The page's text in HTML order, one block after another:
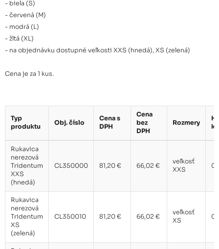
Rukavica nerezová Tridentum
predklatia 19 cm
predklatia 19 cm
- biela (S)
- červená (M)
- modrá (L)
- žltá (XL)
- na objednávku dostupné veľkosti XXS (hnedá), XS (zelená)
Cena je za 1 kus.
Typ
produktu
Obj. číslo
Cena s
DPH
Cena
bez
DPH
Rozmery
kg
Rukavica
nerezová
Tridentum
XXS
(hnedá)
CL350000 81,20 € 66,02 €
veľkosť
XXS
Rukavica
nerezová
Tridentum
XS
(zelená)
CL350010 81,20 € 66,02 €
veľkosť
XS